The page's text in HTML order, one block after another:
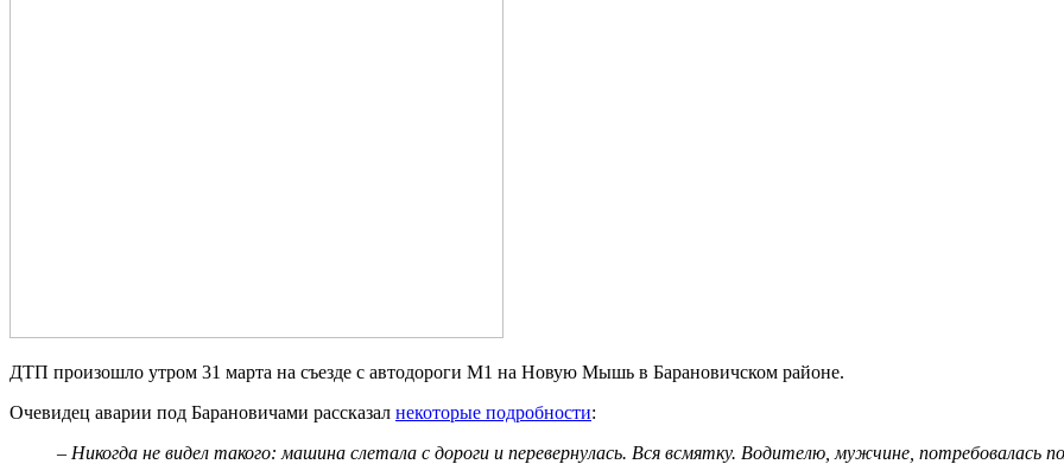
ДТП произошло утром 31 марта на съезде с автодороги М1 на Новую Мышь в Барановичском районе.
Очевидец аварии под Барановичами рассказал некоторые подробности:
– Никогда не видел такого: машина слетала с дороги и перевернулась. Вся всмятку. Водителю, мужчине, потребовалась